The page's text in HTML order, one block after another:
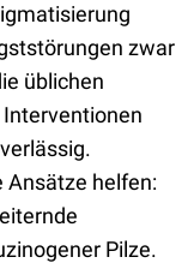
zwar
üblichen
Ansätze helfen:
Pilze.